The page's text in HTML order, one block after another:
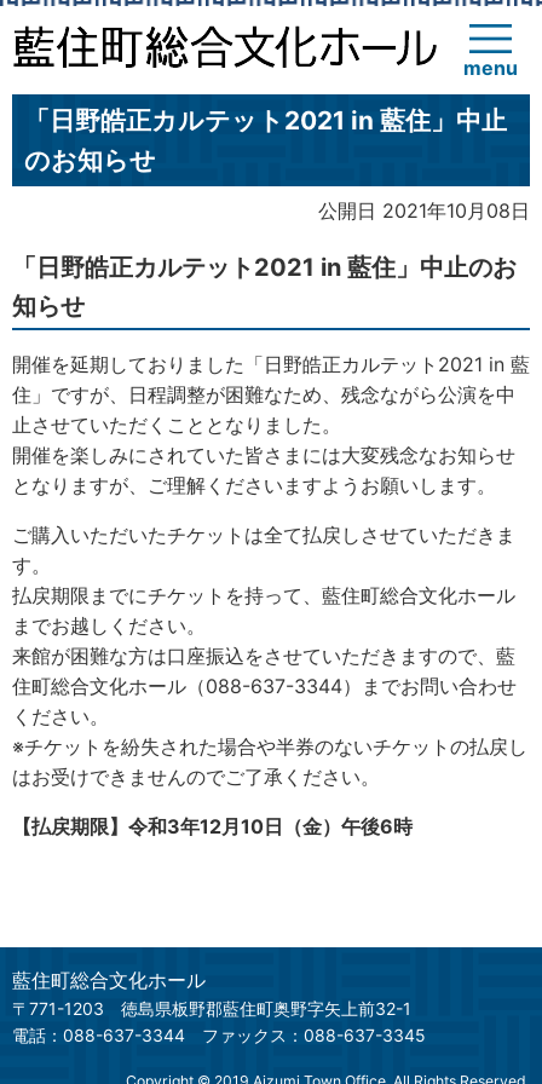
menu
「日野皓正カルテット2021 in 藍住」中止
のお知らせ
公開日 2021年10月08日
「日野皓正カルテット2021 in 藍住」中止のお
知らせ
開催を延期しておりました「日野皓正カルテット2021 in 藍
住」ですが、日程調整が困難なため、残念ながら公演を中
止させていただくこととなりました。
開催を楽しみにされていた皆さまには大変残念なお知らせ
となりますが、ご理解くださいますようお願いします。
ご購入いただいたチケットは全て払戻しさせていただきま
す。
払戻期限までにチケットを持って、藍住町総合文化ホール
までお越しください。
来館が困難な方は口座振込をさせていただきますので、藍
住町総合文化ホール（088-637-3344）までお問い合わせ
ください。
※チケットを紛失された場合や半券のないチケットの払戻し
はお受けできませんのでご了承ください。
【払戻期限】令和3年12月10日（金）午後6時
藍住町総合文化ホール
〒771-1203
徳島県板野郡藍住町奥野字矢上前32-1
電話：088-637-3344
ファックス：088-637-3345